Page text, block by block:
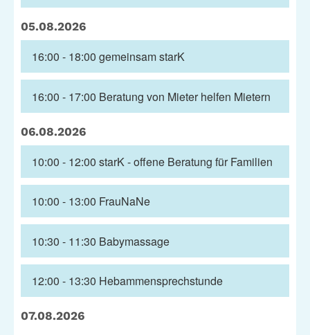
Big Point
Mieter helfern Mietern
Familienberatung – für
Fragen zur Erziehung
GWA St. Pauli e.V.
Gemeinwesenarbeit | Kulturarbeit | Sozialarbeit
Hein-Köllisch-Platz 11 + 12, 20359 Hamburg
Telefon: (040) 319 36 23
Fax: (040) 410 98 87 57
E-Mail:info@gwa-stpauli.de
05.08.2026
16:00 - 18:00 gemeinsam starK
16:00 - 17:00 Beratung von Mieter helfen Mietern
06.08.2026
10:00 - 12:00 starK - offene Beratung für Familien
10:00 - 13:00 FrauNaNe
10:30 - 11:30 Babymassage
12:00 - 13:30 Hebammensprechstunde
07.08.2026